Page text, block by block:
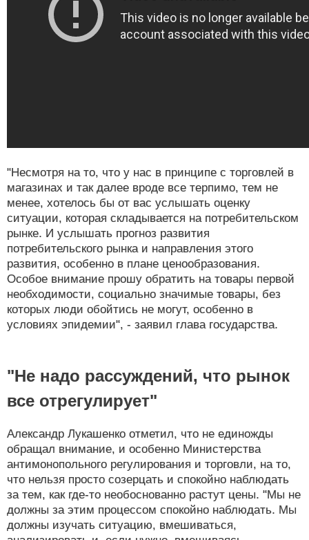
"Несмотря на то, что у нас в принципе с торговлей в
магазинах и так далее вроде все терпимо, тем не
менее, хотелось бы от вас услышать оценку
ситуации, которая складывается на потребительском
рынке. И услышать прогноз развития
потребительского рынка и направления этого
развития, особенно в плане ценообразования.
Особое внимание прошу обратить на товары первой
необходимости, социально значимые товары, без
которых люди обойтись не могут, особенно в
условиях эпидемии", - заявил глава государства.
"Не надо рассуждений, что рынок
все отрегулирует"
Александр Лукашенко отметил, что не единожды
обращал внимание, и особенно Министерства
антимонопольного регулирования и торговли, на то,
что нельзя просто созерцать и спокойно наблюдать
за тем, как где-то необоснованно растут цены. "Мы не
должны за этим процессом спокойно наблюдать. Мы
должны изучать ситуацию, вмешиваться,